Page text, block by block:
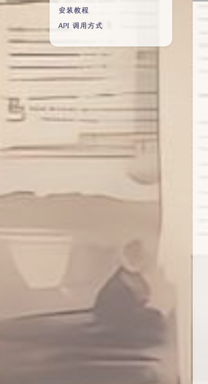
安装教程
API 调用方式